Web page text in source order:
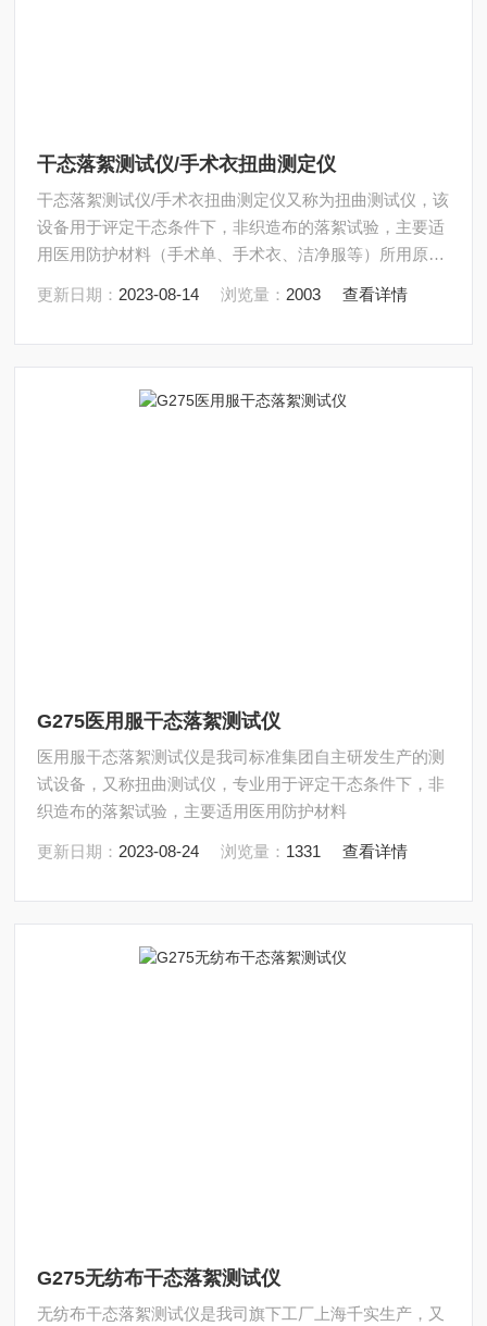
干态落絮测试仪/手术衣扭曲测定仪
干态落絮测试仪/手术衣扭曲测定仪又称为扭曲测试仪，该
设备用于评定干态条件下，非织造布的落絮试验，主要适
用医用防护材料（手术单、手术衣、洁净服等）所用原料
更新日期： 2023-08-14 浏览量： 2003 查看详情
G275医用服干态落絮测试仪
医用服干态落絮测试仪是我司标准集团自主研发生产的测
试设备，又称扭曲测试仪，专业用于评定干态条件下，非
织造布的落絮试验，主要适用医用防护材料
更新日期： 2023-08-24 浏览量： 1331 查看详情
G275无纺布干态落絮测试仪
无纺布干态落絮测试仪是我司旗下工厂上海千实生产，又